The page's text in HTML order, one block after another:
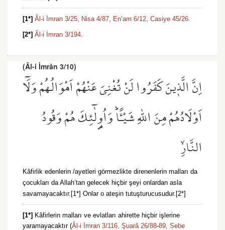
[1*] Âl-i İmran 3/25, Nisa 4/87, En’am 6/12, Casiye 45/26.
[2*] Âl-i İmran 3/194.
(Âl-i İmrân 3/10)
اِنَّ الَّذ۪ينَ كَفَرُوا لَنْ تُغْنِيَ عَنْهُمْ اَمْوَالُهُمْ وَلَٓا
اَوْلَادُهُمْ مِنَ اللّٰهِ شَيْـًٔاۜ وَاُو۬لٰٓئِكَ هُمْ وَقُودُ
النَّارِۙ
Kâfirlik edenlerin /ayetleri görmezlikte direnenlerin malları da
çocukları da Allah’tan gelecek hiçbir şeyi onlardan asla
savamayacaktır.[1*] Onlar o ateşin tutuşturucusudur.[2*]
[1*] Kâfirlerin malları ve evlatları ahirette hiçbir işlerine
yaramayacaktır (Âl-i İmran 3/116, Şuarâ 26/88-89, Sebe